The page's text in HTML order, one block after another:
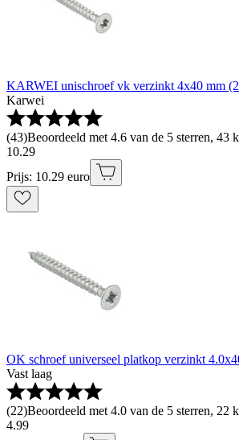
KARWEI unischroef vk verzinkt 4x40 mm
Karwei
(43)Beoordeeld met 4.6 van de 5 sterren, 43
10.29
Prijs: 10.29 euro
OK schroef universeel platkop verzinkt
Vast laag
(22)Beoordeeld met 4.0 van de 5 sterren, 22
4.99